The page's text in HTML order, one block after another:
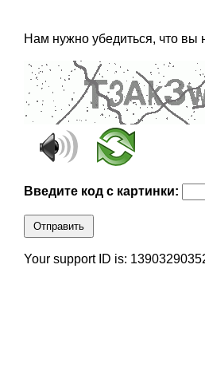
Нам нужно убедиться, что вы
Введите код с картинки:
Отправить
Your support ID is: